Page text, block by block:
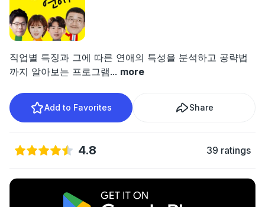
직업별 특징과 그에 따른 연애의 특성을 분석하고 공략법
까지 알아보는 프로그램... more
Add to Favorites Share
4.8 39 ratings